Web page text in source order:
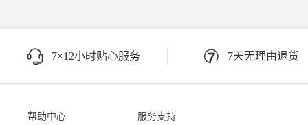
7×12小时贴心服务 7天无理由退货
帮助中心 服务支持